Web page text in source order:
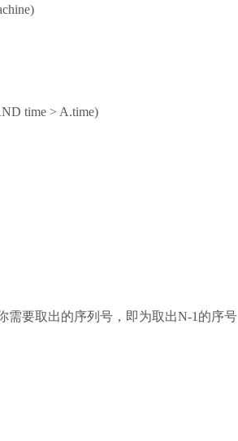
time > A.time)
需要取出的序列号，即为取出N-1的序号